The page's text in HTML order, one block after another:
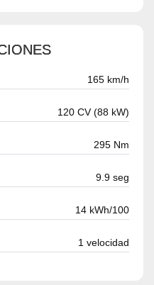
165 km/h
120 CV (88 kW)
295 Nm
9.9 seg
14 kWh/100
1 velocidad